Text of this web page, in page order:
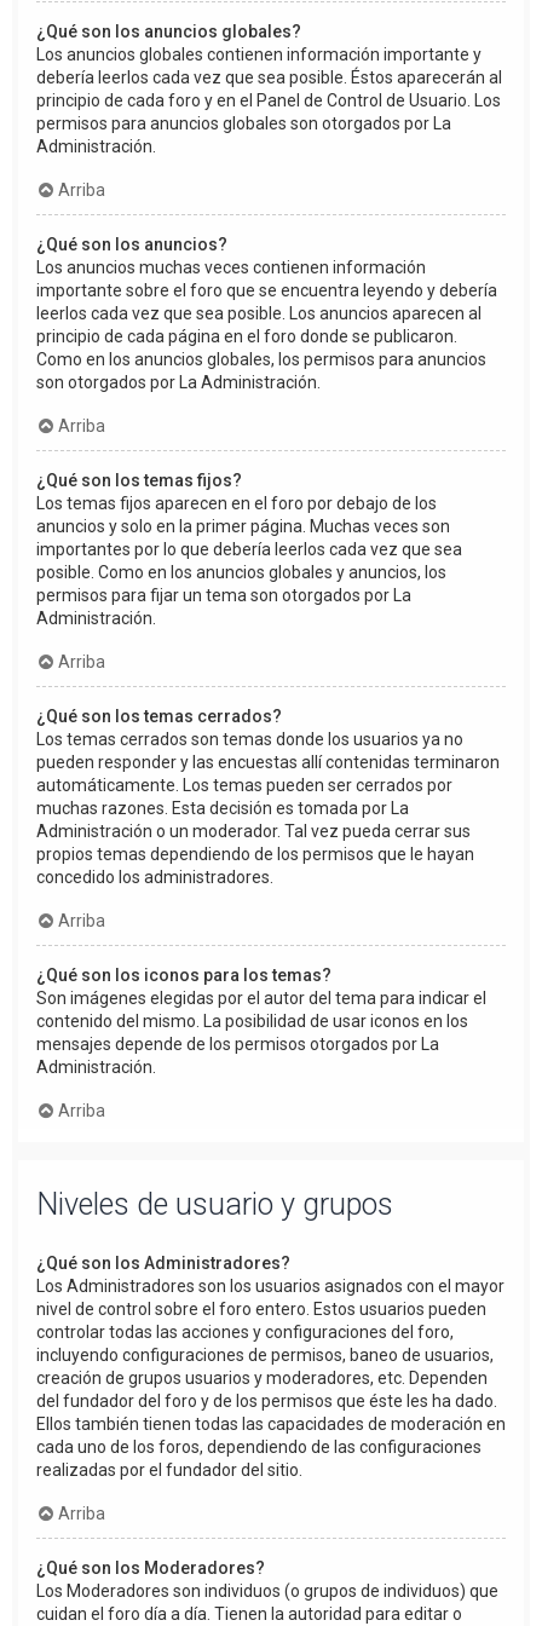
¿Qué son los anuncios globales?
Los anuncios globales contienen información importante y
debería leerlos cada vez que sea posible. Éstos aparecerán al
principio de cada foro y en el Panel de Control de Usuario. Los
permisos para anuncios globales son otorgados por La
Administración.
Arriba
¿Qué son los anuncios?
Los anuncios muchas veces contienen información
importante sobre el foro que se encuentra leyendo y debería
leerlos cada vez que sea posible. Los anuncios aparecen al
principio de cada página en el foro donde se publicaron.
Como en los anuncios globales, los permisos para anuncios
son otorgados por La Administración.
Arriba
¿Qué son los temas fijos?
Los temas fijos aparecen en el foro por debajo de los
anuncios y solo en la primer página. Muchas veces son
importantes por lo que debería leerlos cada vez que sea
posible. Como en los anuncios globales y anuncios, los
permisos para fijar un tema son otorgados por La
Administración.
Arriba
¿Qué son los temas cerrados?
Los temas cerrados son temas donde los usuarios ya no
pueden responder y las encuestas allí contenidas terminaron
automáticamente. Los temas pueden ser cerrados por
muchas razones. Esta decisión es tomada por La
Administración o un moderador. Tal vez pueda cerrar sus
propios temas dependiendo de los permisos que le hayan
concedido los administradores.
Arriba
¿Qué son los iconos para los temas?
Son imágenes elegidas por el autor del tema para indicar el
contenido del mismo. La posibilidad de usar iconos en los
mensajes depende de los permisos otorgados por La
Administración.
Arriba
Niveles de usuario y grupos
¿Qué son los Administradores?
Los Administradores son los usuarios asignados con el mayor
nivel de control sobre el foro entero. Estos usuarios pueden
controlar todas las acciones y configuraciones del foro,
incluyendo configuraciones de permisos, baneo de usuarios,
creación de grupos usuarios y moderadores, etc. Dependen
del fundador del foro y de los permisos que éste les ha dado.
Ellos también tienen todas las capacidades de moderación en
cada uno de los foros, dependiendo de las configuraciones
realizadas por el fundador del sitio.
Arriba
¿Qué son los Moderadores?
Los Moderadores son individuos (o grupos de individuos) que
cuidan el foro día a día. Tienen la autoridad para editar o